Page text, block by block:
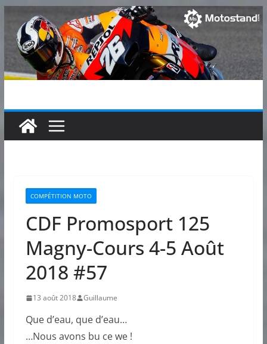
Passer
contenu
COMPÉTITION MOTO
CDF Promosport 125
Magny-Cours 4-5 Août
2018 #57
13 août 2018 Guillaume
Que d’eau, que d’eau…
…Nous avons bu ce we !